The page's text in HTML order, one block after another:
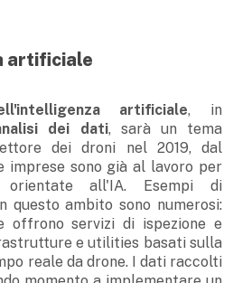
artificiale
artificiale, in
dei dati, sarà un tema
dei droni nel 2019, dal
imprese sono già al lavoro per
orientate all'IA. Esempi di
questo ambito sono numerosi:
offrono servizi di ispezione e
e utilities basati sulla
reale da drone. I dati raccolti